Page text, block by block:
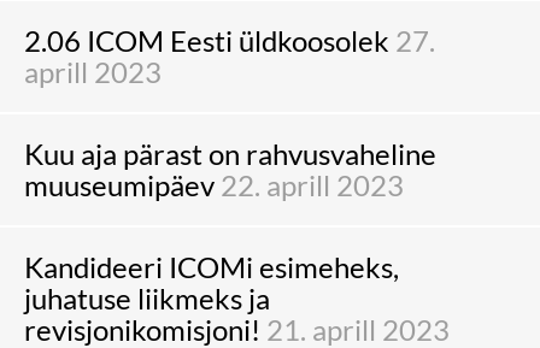
2.06 ICOM Eesti üldkoosolek 27.
aprill 2023
Kuu aja pärast on rahvusvaheline
muuseumipäev 22. aprill 2023
Kandideeri ICOMi esimeheks,
juhatuse liikmeks ja
revisjonikomisjoni! 21. aprill 2023